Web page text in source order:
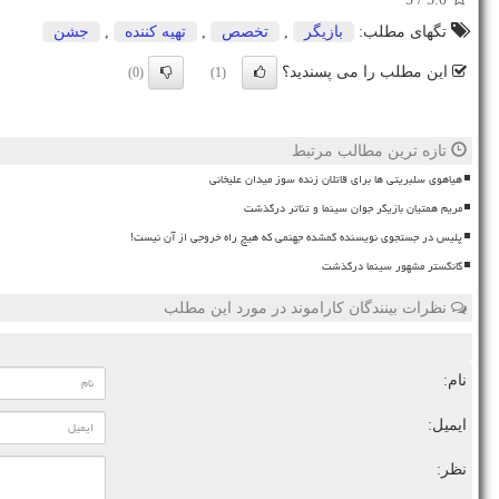
تگهای مطلب:
بازیگر تخصص تهیه كننده جشن
این مطلب را می پسندید؟ (1)
(0)
تازه ترین مطالب مرتبط
هیاهوی سلبریتی ها برای قاتلان زنده سوز میدان علیخانی
مریم همتیان بازیگر جوان سینما و تئاتر درگذشت
پلیس در جستجوی نویسنده گمشده جهنمی که هیچ راه خروجی از آن نیست!
گانگستر مشهور سینما درگذشت
نظرات بینندگان کاراموند در مورد این مطلب
نام:
ایمیل:
نظر: